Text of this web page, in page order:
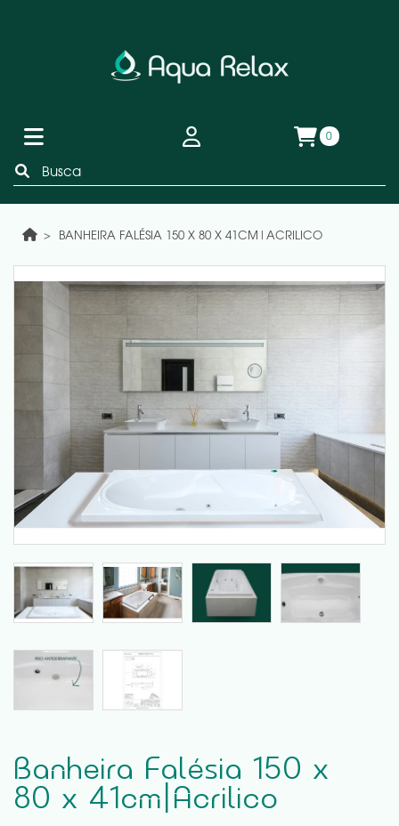
0
BANHEIRA FALÉSIA 150 X 80 X 41CM|ACRILICO
Banheira Falésia 150 x
80 x 41cm|Acrilico